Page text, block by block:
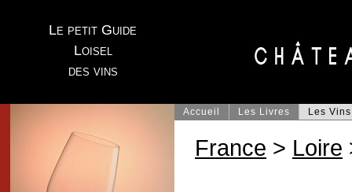
Le petit Guide
Loisel
des vins
Accueil Les Livres Les Vins
France > Loire